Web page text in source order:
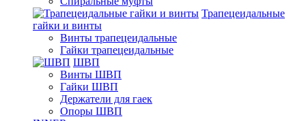
Трапецеидальные
гайки и винты
Винты трапецеидальные
Гайки трапецеидальные
ШВП
Винты ШВП
Гайки ШВП
Держатели для гаек
Опоры ШВП